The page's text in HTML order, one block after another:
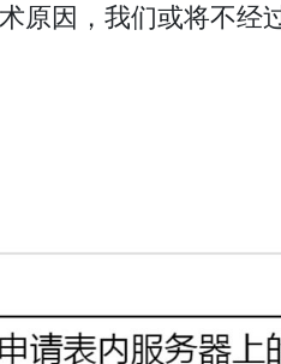
原因，我们或将不经